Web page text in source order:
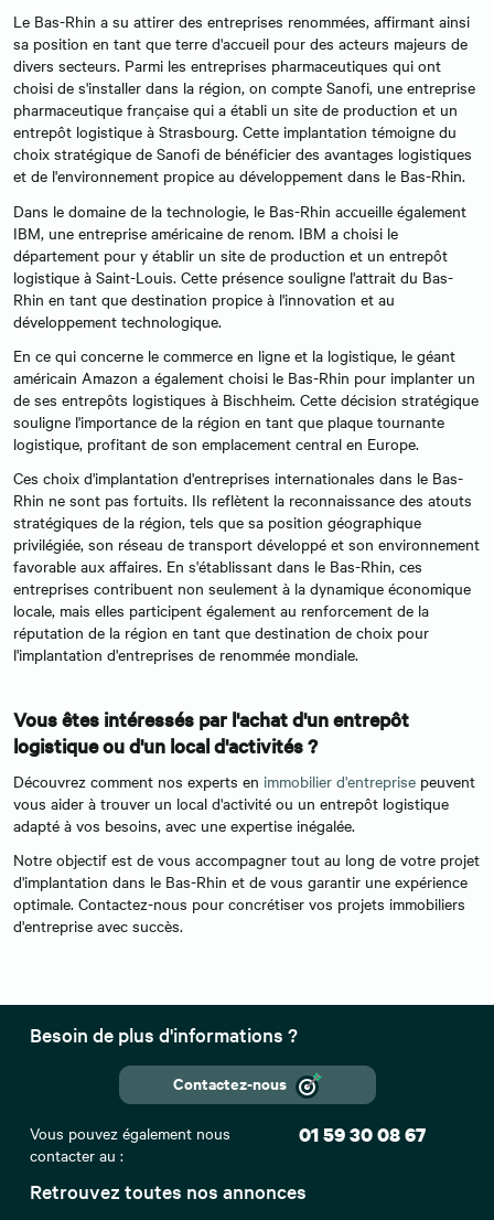
Le Bas-Rhin a su attirer des entreprises renommées, affirmant ainsi
sa position en tant que terre d'accueil pour des acteurs majeurs de
divers secteurs. Parmi les entreprises pharmaceutiques qui ont
choisi de s'installer dans la région, on compte Sanofi, une entreprise
pharmaceutique française qui a établi un site de production et un
entrepôt logistique à Strasbourg. Cette implantation témoigne du
choix stratégique de Sanofi de bénéficier des avantages logistiques
et de l'environnement propice au développement dans le Bas-Rhin.
Dans le domaine de la technologie, le Bas-Rhin accueille également
IBM, une entreprise américaine de renom. IBM a choisi le
département pour y établir un site de production et un entrepôt
logistique à Saint-Louis. Cette présence souligne l'attrait du Bas-
Rhin en tant que destination propice à l'innovation et au
développement technologique.
En ce qui concerne le commerce en ligne et la logistique, le géant
américain Amazon a également choisi le Bas-Rhin pour implanter un
de ses entrepôts logistiques à Bischheim. Cette décision stratégique
souligne l'importance de la région en tant que plaque tournante
logistique, profitant de son emplacement central en Europe.
Ces choix d'implantation d'entreprises internationales dans le Bas-
Rhin ne sont pas fortuits. Ils reflètent la reconnaissance des atouts
stratégiques de la région, tels que sa position géographique
privilégiée, son réseau de transport développé et son environnement
favorable aux affaires. En s'établissant dans le Bas-Rhin, ces
entreprises contribuent non seulement à la dynamique économique
locale, mais elles participent également au renforcement de la
réputation de la région en tant que destination de choix pour
l'implantation d'entreprises de renommée mondiale.
Vous êtes intéressés par l'achat d'un entrepôt
logistique ou d'un local d'activités ?
Découvrez comment nos experts en immobilier d'entreprise peuvent
vous aider à trouver un local d'activité ou un entrepôt logistique
adapté à vos besoins, avec une expertise inégalée.
Notre objectif est de vous accompagner tout au long de votre projet
d'implantation dans le Bas-Rhin et de vous garantir une expérience
optimale. Contactez-nous pour concrétiser vos projets immobiliers
d'entreprise avec succès.
Retrouvez toutes nos annonces
Besoin de plus d'informations ?
Contactez-nous
Vous pouvez également nous
contacter au :
01 59 30 08 67